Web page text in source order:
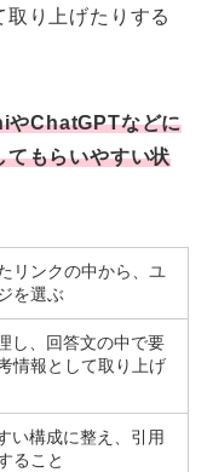
り上げたりする
やChatGPTなどに
てもらいやすい状
リンクの中から、ユ
を選ぶ
し、回答文の中で要
情報として取り上げ
い構成に整え、引用
ること